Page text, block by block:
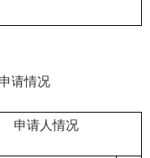
请情况
申请人情况